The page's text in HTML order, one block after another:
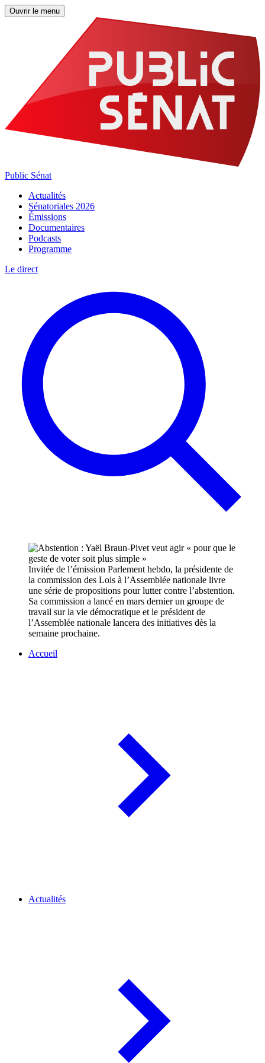
Ouvrir le menu
Public Sénat
Actualités
Sénatoriales 2026
Émissions
Documentaires
Podcasts
Programme
Le direct
Invitée de l’émission Parlement hebdo, la présidente de
la commission des Lois à l’Assemblée nationale livre
une série de propositions pour lutter contre l’abstention.
Sa commission a lancé en mars dernier un groupe de
travail sur la vie démocratique et le président de
l’Assemblée nationale lancera des initiatives dès la
semaine prochaine.
Accueil
Actualités